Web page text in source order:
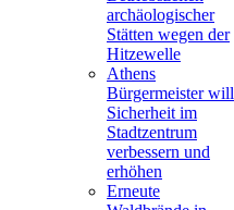
archäologischer
Stätten wegen der
Hitzewelle
Athens
Bürgermeister will
Sicherheit im
Stadtzentrum
verbessern und
erhöhen
Erneute